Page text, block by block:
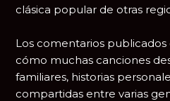
clásica popular de otras
Los comentarios
cómo muchas canciones
familiares, historias
compartidas entre varias